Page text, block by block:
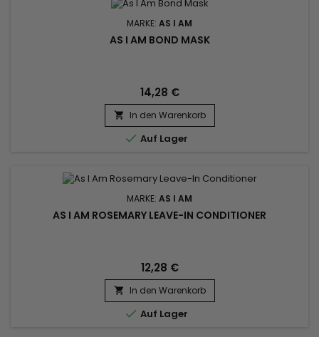
MARKE: AS I AM
AS I AM BOND MASK
14,28 €
 In den Warenkorb
 Auf Lager
MARKE: AS I AM
AS I AM ROSEMARY LEAVE-IN CONDITIONER
12,28 €
 In den Warenkorb
 Auf Lager